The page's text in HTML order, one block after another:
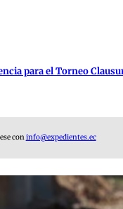
para el Torneo
coninfo@expedientes.ec